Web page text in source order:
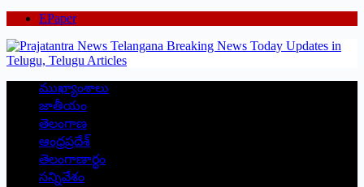
EPaper
ముఖ్యాంశాలు
జాతీయం
తెలంగాణ
ఆంధ్రప్రదేశ్
తెలంగాణార్థం
సన్నివేశం